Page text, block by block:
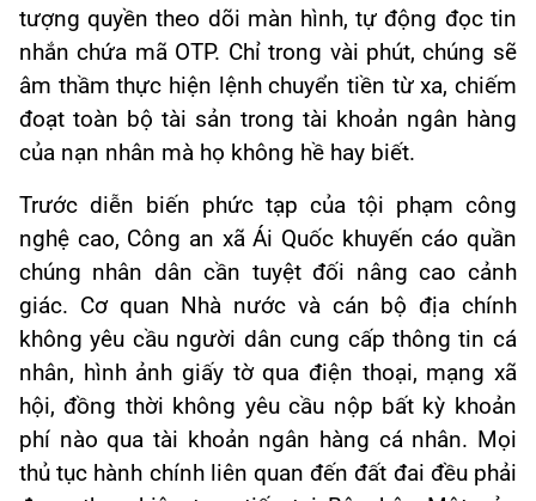
tượng quyền theo dõi màn hình, tự động đọc tin
nhắn chứa mã OTP. Chỉ trong vài phút, chúng sẽ
âm thầm thực hiện lệnh chuyển tiền từ xa, chiếm
đoạt toàn bộ tài sản trong tài khoản ngân hàng
của nạn nhân mà họ không hề hay biết.
Trước diễn biến phức tạp của tội phạm công
nghệ cao, Công an xã Ái Quốc khuyến cáo quần
chúng nhân dân cần tuyệt đối nâng cao cảnh
giác. Cơ quan Nhà nước và cán bộ địa chính
không yêu cầu người dân cung cấp thông tin cá
nhân, hình ảnh giấy tờ qua điện thoại, mạng xã
hội, đồng thời không yêu cầu nộp bất kỳ khoản
phí nào qua tài khoản ngân hàng cá nhân. Mọi
thủ tục hành chính liên quan đến đất đai đều phải